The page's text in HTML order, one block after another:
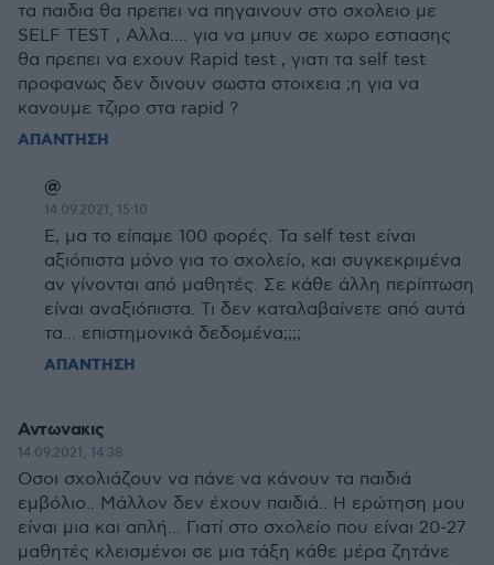
τα παιδια θα πρεπει να πηγαινουν στο σχολειο με
SΕLF TEST , Αλλα.... για να μπυν σε χωρο εστιασης
θα πρεπει να εχουν Rapid test , γιατι τα self test
προφανως δεν δινουν σωστα στοιχεια ;η για να
κανουμε τζιρο στα rapid ?
ΑΠΑΝΤΗΣΗ
@
14.09.2021, 15:10
Ε, μα το είπαμε 100 φορές. Τα self test είναι
αξιόπιστα μόνο για το σχολείο, και συγκεκριμένα
αν γίνονται από μαθητές. Σε κάθε άλλη περίπτωση
είναι αναξιόπιστα. Τι δεν καταλαβαίνετε από αυτά
τα... επιστημονικά δεδομένα;;;;
ΑΠΑΝΤΗΣΗ
Αντωνακις
14.09.2021, 14:38
Οσοι σχολιάζουν να πάνε να κάνουν τα παιδιά
εμβόλιο.. Μάλλον δεν έχουν παιδιά.. Η ερώτηση μου
είναι μια και απλή... Γιατί στο σχολείο που είναι 20-27
μαθητές κλεισμένοι σε μια τάξη κάθε μέρα ζητάνε